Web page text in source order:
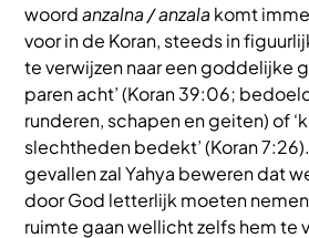
woordanzalna / anzala komt
voor in de Koran, steeds in
te verwijzen naar een goddelijke
paren acht’ (Koran 39:06;
runderen, schapen en geiten) of
slechtheden bedekt’ (Koran
gevallen zal Yahya beweren dat
door God letterlijk moeten
ruimte gaan wellicht zelfs hem te